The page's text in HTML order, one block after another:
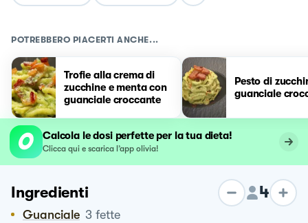
POTREBBERO PIACERTI ANCHE...
Trofie alla crema di
zucchine e menta con
guanciale croccante
Pesto di
guanciale
Calcola le dosi perfette per la tua dieta!
Clicca qui e scarica l’app olivia!
Ingredienti 4
Guanciale 3 fette